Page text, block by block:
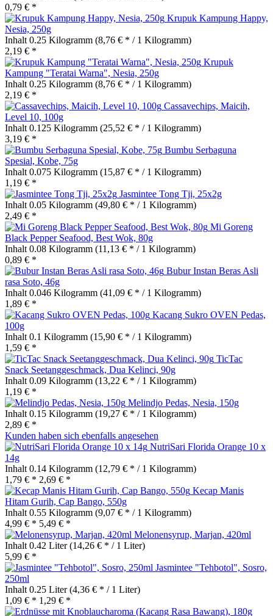
0,79 € *
Krupuk Kampung Happy,
Nesia, 250g
Inhalt 0.25 Kilogramm (8,76 € * / 1 Kilogramm)
2,19 € *
Krupuk
Kampung "Teratai Warna", Nesia, 250g
Inhalt 0.25 Kilogramm (8,76 € * / 1 Kilogramm)
2,19 € *
Cassavechips, Maicih,
Level 10, 100g
Inhalt 0.125 Kilogramm (25,52 € * / 1 Kilogramm)
3,19 € *
Bumbu Serbaguna
Spesial, Kobe, 75g
Inhalt 0.075 Kilogramm (15,87 € * / 1 Kilogramm)
1,19 € *
Jasmintee Tong Tji, 25x2g
Inhalt 0.05 Kilogramm (49,80 € * / 1 Kilogramm)
2,49 € *
Mi Goreng
Black Pepper Seafood, Best Wok, 80g
Inhalt 0.08 Kilogramm (11,13 € * / 1 Kilogramm)
0,89 € *
Bubur Instan Beras Asli
rasa Soto, 46g
Inhalt 0.046 Kilogramm (41,09 € * / 1 Kilogramm)
1,89 € *
Kacang Sukro OVEN Pedas,
100g
Inhalt 0.1 Kilogramm (15,90 € * / 1 Kilogramm)
1,59 € *
TicTac
Snack Seetanggeschmack, Dua Kelinci, 90g
Inhalt 0.09 Kilogramm (13,22 € * / 1 Kilogramm)
1,19 € *
Melindjo Pedas, Nesia, 150g
Inhalt 0.15 Kilogramm (19,27 € * / 1 Kilogramm)
2,89 € *
Kunden haben sich ebenfalls angesehen
NutriSari Florida Orange 10 x
14g
Inhalt 0.14 Kilogramm (12,79 € * / 1 Kilogramm)
1,79 € * 2,69 € *
Kecap Manis
Hitam Gurih, Cap Bango, 550g
Inhalt 0.55 Kilogramm (9,07 € * / 1 Kilogramm)
4,99 € * 5,49 € *
Melonensyrup, Marjan, 420ml
Inhalt 0.42 Liter(14,26 € * / 1 Liter)
5,99 € *
Jasmintee "Tehbotol", Sosro,
250ml
Inhalt 0.25 Liter(4,36 € * / 1 Liter)
1,09 € * 1,29 € *